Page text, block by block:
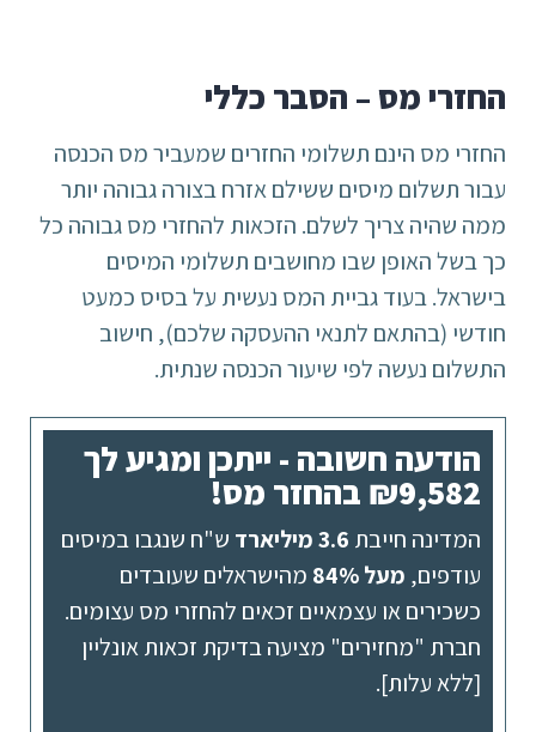
החזרי מס – הסבר כללי
החזרי מס הינם תשלומי החזרים שמעביר מס הכנסה
עבור תשלום מיסים ששילם אזרח בצורה גבוהה יותר
ממה שהיה צריך לשלם. הזכאות להחזרי מס גבוהה כל
כך בשל האופן שבו מחושבים תשלומי המיסים
בישראל. בעוד גביית המס נעשית על בסיס כמעט
חודשי (בהתאם לתנאי ההעסקה שלכם), חישוב
התשלום נעשה לפי שיעור הכנסה שנתית.
הודעה חשובה - ייתכן ומגיע לך
₪9,582 בהחזר מס!
המדינה חייבת 3.6 מיליארד
ש"ח שנגבו במיסים
עודפים, מעל 84%
מהישראלים שעובדים
כשכירים או עצמאיים זכאים להחזרי מס עצומים.
חברת "מחזירים" מציעה בדיקת זכאות אונליין
[ללא עלות].